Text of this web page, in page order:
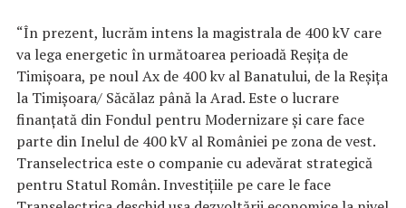
“În prezent, lucrăm intens la magistrala de 400 kV care
va lega energetic în următoarea perioadă Reşiţa de
Timişoara, pe noul Ax de 400 kv al Banatului, de la Reşiţa
la Timişoara/ Săcălaz până la Arad. Este o lucrare
finanţată din Fondul pentru Modernizare şi care face
parte din Inelul de 400 kV al României pe zona de vest.
Transelectrica este o companie cu adevărat strategică
pentru Statul Român. Investiţiile pe care le face